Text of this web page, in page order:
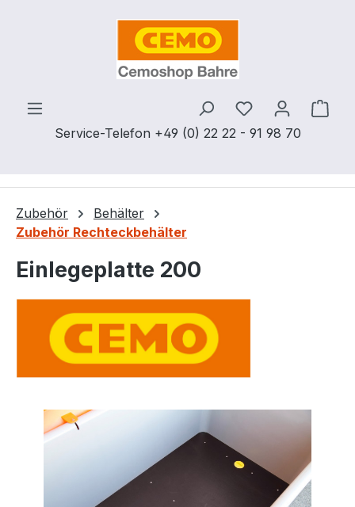
Zum Hauptinhalt springen
Service-Telefon +49 (0) 22 22 - 91 98 70
Du hast 0
Zubehör
Behälter
Zubehör Rechteckbehälter
Einlegeplatte 200
Bildergalerie überspringen